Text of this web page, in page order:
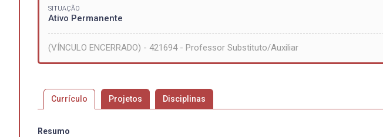
SITUAÇÃO
Ativo Permanente
(VÍNCULO ENCERRADO) - 421694 - Professor Substituto/Auxiliar
Currículo Projetos Disciplinas
Resumo